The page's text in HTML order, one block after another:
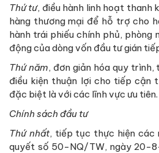
Thứ tư, điều hành linh hoạt thanh
hàng thương mại để hỗ trợ cho
hành trái phiếu chính phủ, phòng
động của dòng vốn đầu tư gián
Thứ năm, đơn giản hóa quy
điều kiện thuận lợi cho tiếp cận
đặc biệt là với các lĩnh vực ưu tiên.
Chính sách đầu tư
Thứ nhất, tiếp tục thực hiện các
quyết số 50-NQ/TW, ngày 20-